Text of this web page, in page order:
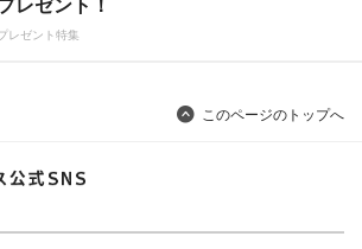
レゼント特集
このページのトップへ